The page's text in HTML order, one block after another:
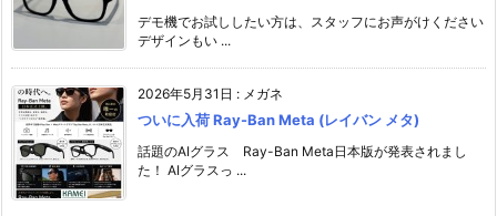
デモ機でお試ししたい方は、スタッフにお声がけください️
デザインもい ...
2026年5月31日 : メガネ
ついに入荷 Ray-Ban Meta (レイバン メタ)
話題のAIグラス Ray-Ban Meta日本版が発表されまし
た！ AIグラスっ ...